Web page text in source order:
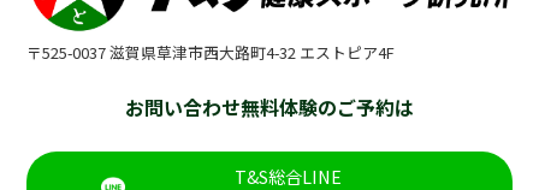
〒525-0037 滋賀県草津市西大路町4-32 エストピア4F
お問い合わせ無料体験のご予約は
T&S総合LINE